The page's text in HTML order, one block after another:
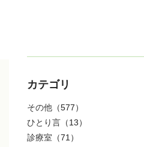
カテゴリ
その他 （577）
ひとり言 （13）
診療室 （71）